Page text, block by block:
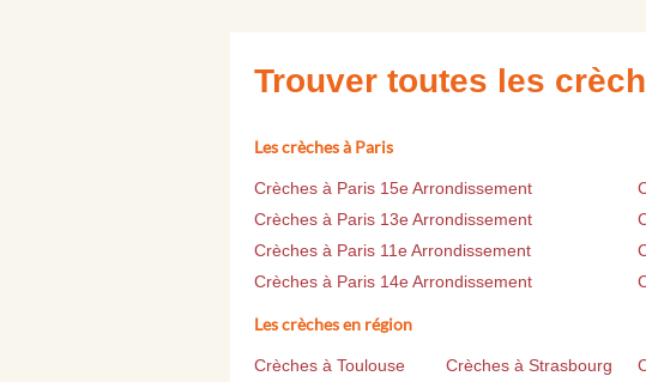
Trouver toutes les
Les crèches à Paris
Crèches à Paris 15e Arrondissement
Crèches à Paris 13e Arrondissement
Crèches à Paris 11e Arrondissement
Crèches à Paris 14e Arrondissement
Les crèches en région
Crèches à Toulouse Crèches à Strasbourg